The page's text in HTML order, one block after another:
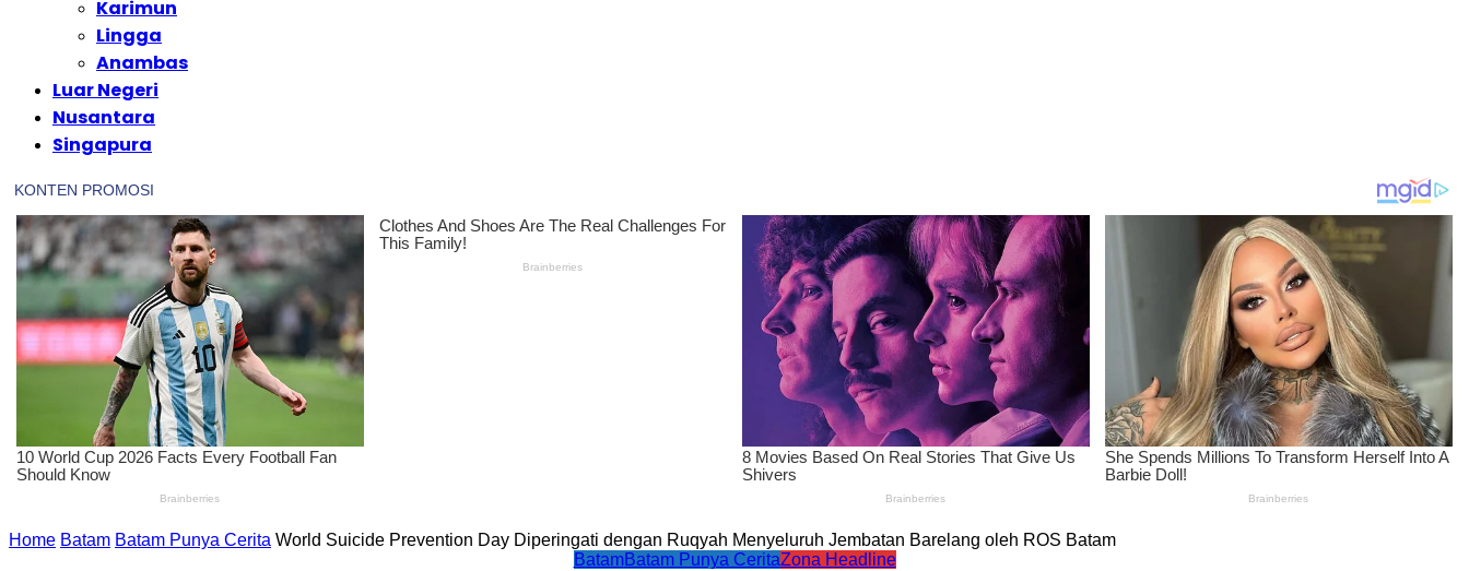
Karimun
Lingga
Anambas
Luar Negeri
Nusantara
Singapura
Home Batam Batam Punya Cerita World Suicide Prevention Day Diperingati dengan Ruqyah Menyeluruh Jembatan Barelang oleh ROS Batam
BatamBatam Punya CeritaZona Headline